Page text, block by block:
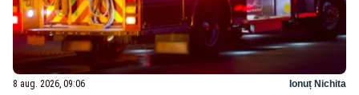
8 aug. 2026, 09:06 Ionuț Nichita